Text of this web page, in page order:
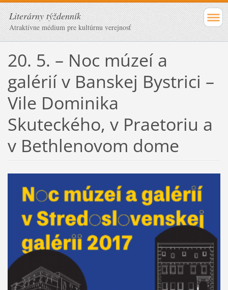
Literárny týždenník
Atraktívne médium pre kultúrnu verejnosť
20. 5. – Noc múzeí a
galérií v Banskej Bystrici –
Vile Dominika
Skuteckého, v Praetoriu a
v Bethlenovom dome